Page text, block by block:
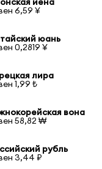
иена
6,59 ¥
юань
0,2819 ¥
лира
1,99 ₺
вона
58,82 ₩
рубль
3,44 ₽